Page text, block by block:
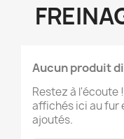
Aucun produit
Restez à l'écoute
affichés ici au fur
ajoutés.